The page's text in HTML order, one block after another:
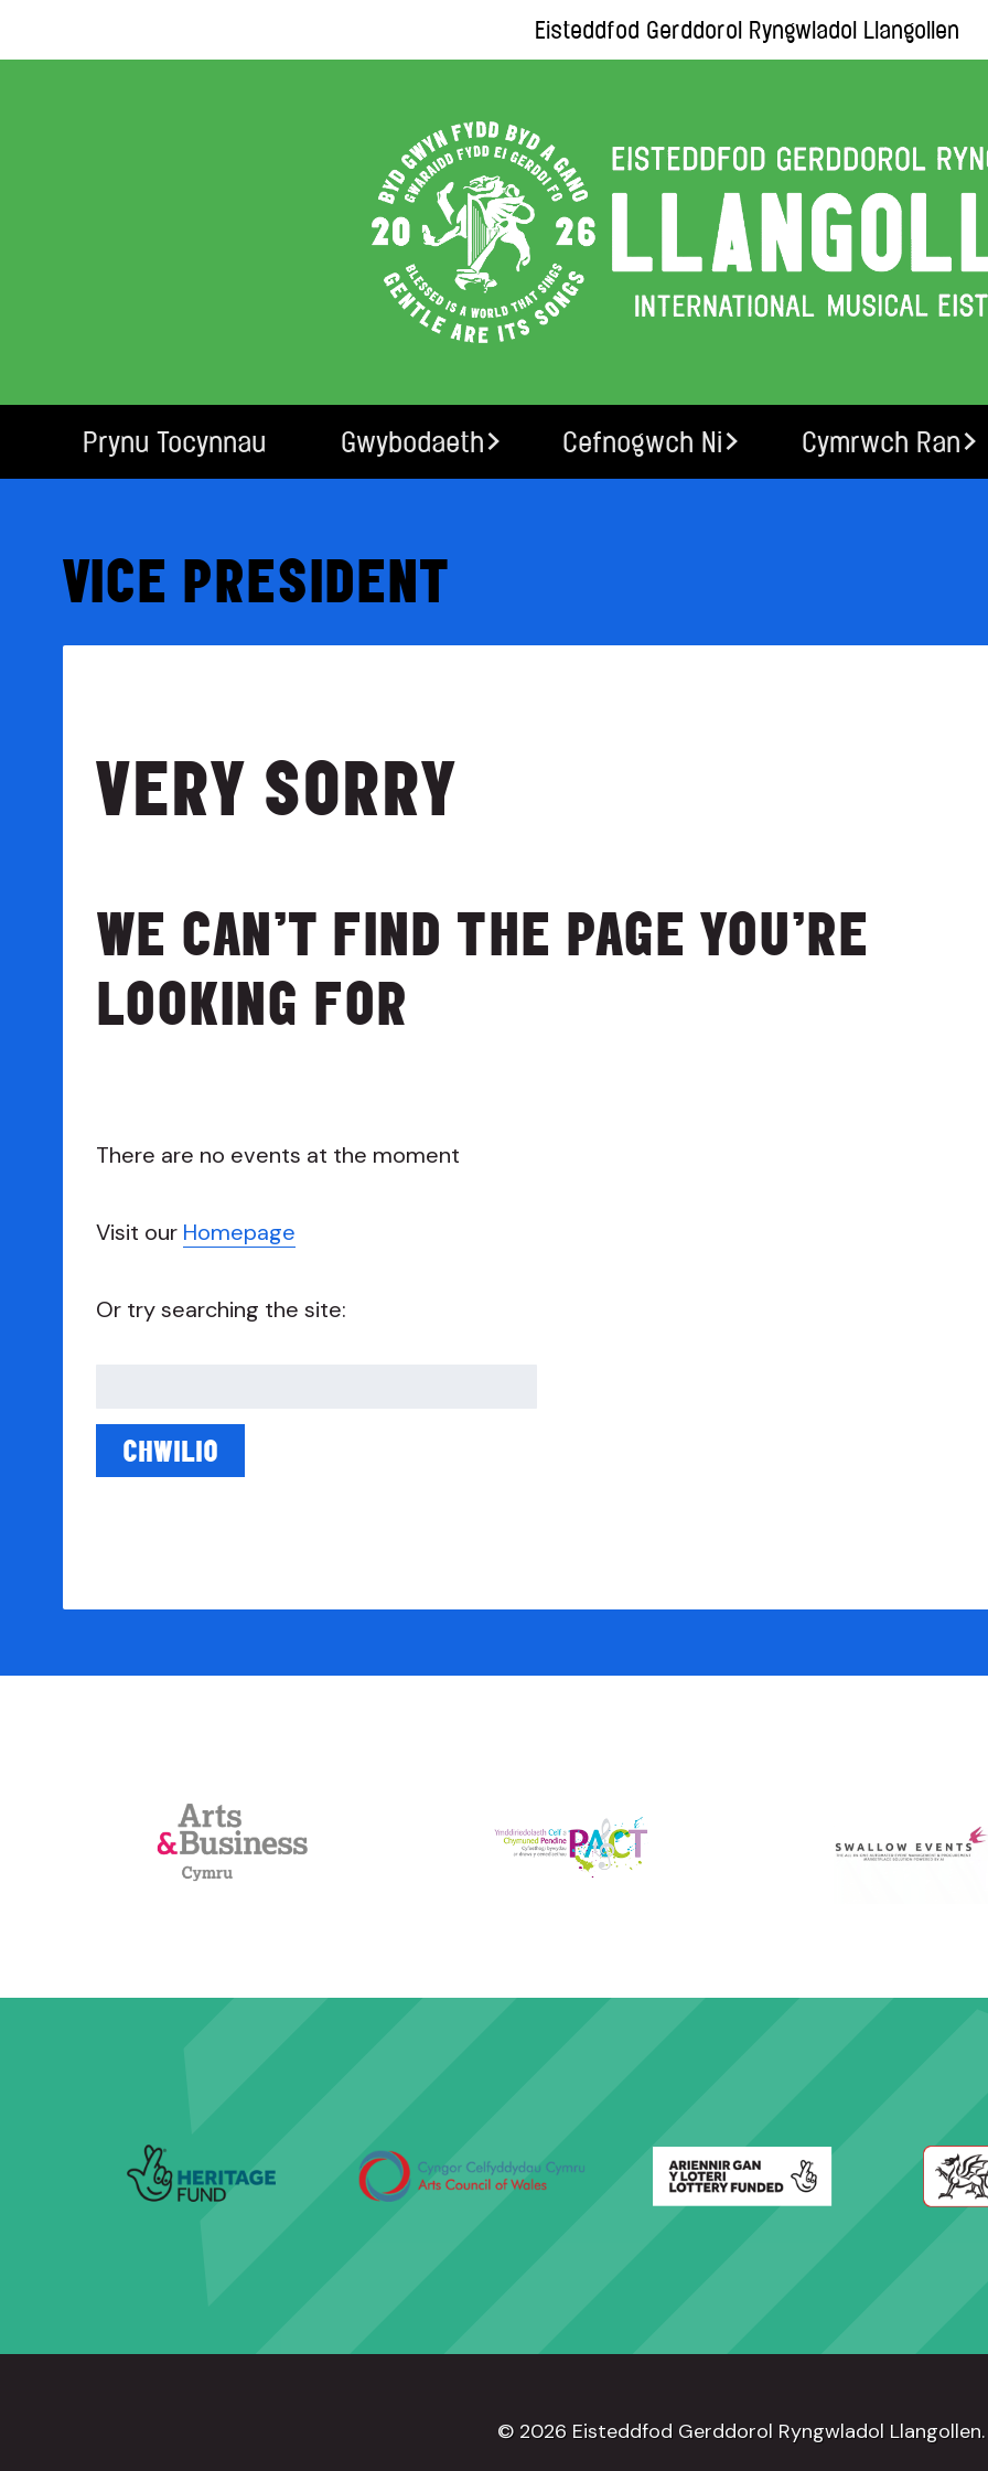
Eisteddfod Gerddorol Ryngwladol Llangollen
Prynu Tocynnau Gwybodaeth Cefnogwch Ni Cymrwch Ran
VICE PRESIDENT
VERY SORRY
WE CAN’T FIND THE PAGE YOU’RE
LOOKING FOR
There are no events at the moment
Visit our Homepage
Or try searching the site:
am:
© 2026 Eisteddfod Gerddorol Ryngwladol Llangollen.